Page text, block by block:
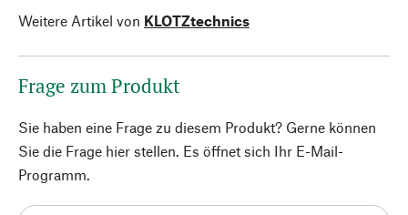
Weitere Artikel von KLOTZtechnics
Frage zum Produkt
Sie haben eine Frage zu diesem Produkt? Gerne können
Sie die Frage hier stellen. Es öffnet sich Ihr E-Mail-
Programm.